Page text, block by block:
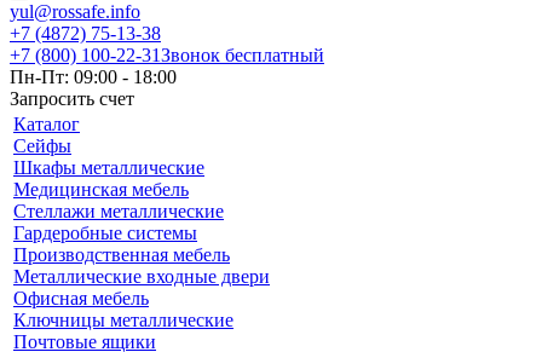
yul@rossafe.info
+7 (4872) 75-13-38
+7 (800) 100-22-31Звонок бесплатный
Пн-Пт: 09:00 - 18:00
Запросить счет
Каталог
Сейфы
Шкафы металлические
Медицинская мебель
Стеллажи металлические
Гардеробные системы
Производственная мебель
Металлические входные двери
Офисная мебель
Ключницы металлические
Почтовые ящики